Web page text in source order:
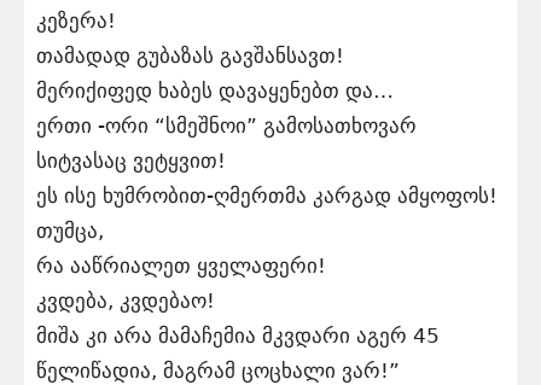
კეზერა!
თამადად გუბაზას გავშანსავთ!
მერიქიფედ ხაბეს დავაყენებთ და…
ერთი -ორი “სმეშნოი” გამოსათხოვარ
სიტვასაც ვეტყვით!
ეს ისე ხუმრობით-ღმერთმა კარგად ამყოფოს!
თუმცა,
რა ააწრიალეთ ყველაფერი!
კვდება, კვდებაო!
მიშა კი არა მამაჩემია მკვდარი აგერ 45
წელიწადია, მაგრამ ცოცხალი ვარ!”